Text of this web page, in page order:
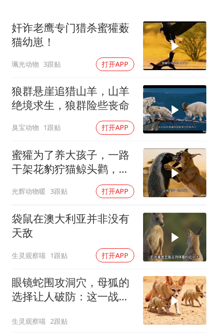
22岁女生独闯南太行失联12天
万岁山接盘烂尾恒大文旅城
习近平心系体育强国建设
奸诈老鹰专门猎杀蜜獾薮
猫幼崽！
珮光动物 3跟贴 打开APP
狼群悬崖追猎山羊，山羊
绝境求生，狼群险些丧命
臭宝动物 1跟贴 打开APP
蜜獾为了养大孩子，一路
干架花豹狞猫鲸头鹳，养
光辉动物暖 3跟贴 打开APP
袋鼠在澳大利亚并非没有
天敌
生灵观察喵 1跟贴 打开APP
眼镜蛇围攻洞穴，母狐的
选择让人破防：这一战，
生灵观察喵 2跟贴